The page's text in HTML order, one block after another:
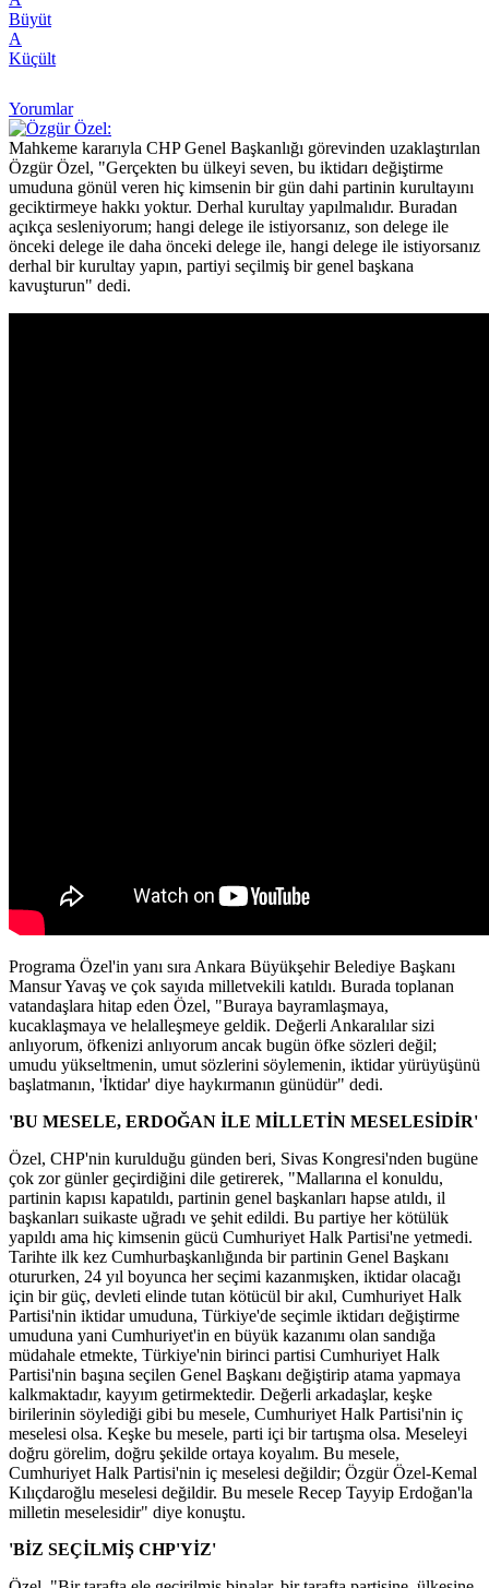
Büyüt
A
Küçült
Yorumlar
Mahkeme kararıyla CHP Genel Başkanlığı görevinden uzaklaştırılan
Özgür Özel, "Gerçekten bu ülkeyi seven, bu iktidarı değiştirme
umuduna gönül veren hiç kimsenin bir gün dahi partinin kurultayını
geciktirmeye hakkı yoktur. Derhal kurultay yapılmalıdır. Buradan
açıkça sesleniyorum; hangi delege ile istiyorsanız, son delege ile
önceki delege ile daha önceki delege ile, hangi delege ile istiyorsanız
derhal bir kurultay yapın, partiyi seçilmiş bir genel başkana
kavuşturun" dedi.
Programa Özel'in yanı sıra Ankara Büyükşehir Belediye Başkanı
Mansur Yavaş ve çok sayıda milletvekili katıldı. Burada toplanan
vatandaşlara hitap eden Özel, "Buraya bayramlaşmaya,
kucaklaşmaya ve helalleşmeye geldik. Değerli Ankaralılar sizi
anlıyorum, öfkenizi anlıyorum ancak bugün öfke sözleri değil;
umudu yükseltmenin, umut sözlerini söylemenin, iktidar yürüyüşünü
başlatmanın, 'İktidar' diye haykırmanın günüdür" dedi.
'BU MESELE, ERDOĞAN İLE MİLLETİN MESELESİDİR'
Özel, CHP'nin kurulduğu günden beri, Sivas Kongresi'nden bugüne
çok zor günler geçirdiğini dile getirerek, "Mallarına el konuldu,
partinin kapısı kapatıldı, partinin genel başkanları hapse atıldı, il
başkanları suikaste uğradı ve şehit edildi. Bu partiye her kötülük
yapıldı ama hiç kimsenin gücü Cumhuriyet Halk Partisi'ne yetmedi.
Tarihte ilk kez Cumhurbaşkanlığında bir partinin Genel Başkanı
otururken, 24 yıl boyunca her seçimi kazanmışken, iktidar olacağı
için bir güç, devleti elinde tutan kötücül bir akıl, Cumhuriyet Halk
Partisi'nin iktidar umuduna, Türkiye'de seçimle iktidarı değiştirme
umuduna yani Cumhuriyet'in en büyük kazanımı olan sandığa
müdahale etmekte, Türkiye'nin birinci partisi Cumhuriyet Halk
Partisi'nin başına seçilen Genel Başkanı değiştirip atama yapmaya
kalkmaktadır, kayyım getirmektedir. Değerli arkadaşlar, keşke
birilerinin söylediği gibi bu mesele, Cumhuriyet Halk Partisi'nin iç
meselesi olsa. Keşke bu mesele, parti içi bir tartışma olsa. Meseleyi
doğru görelim, doğru şekilde ortaya koyalım. Bu mesele,
Cumhuriyet Halk Partisi'nin iç meselesi değildir; Özgür Özel-Kemal
Kılıçdaroğlu meselesi değildir. Bu mesele Recep Tayyip Erdoğan'la
milletin meselesidir" diye konuştu.
'BİZ SEÇİLMİŞ CHP'YİZ'